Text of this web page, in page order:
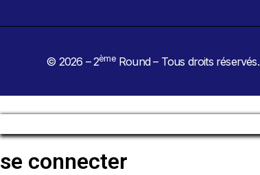
© 2026 – 2èmeRound – Tous droits réservés.
se connecter